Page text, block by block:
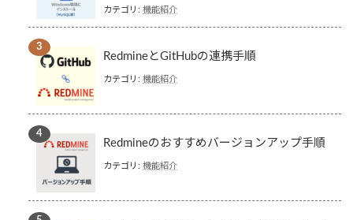
カテゴリ: 機能紹介
RedmineとGitHubの連携手順
カテゴリ: 機能紹介
Redmineのおすすめバージョンアップ手順
カテゴリ: 機能紹介